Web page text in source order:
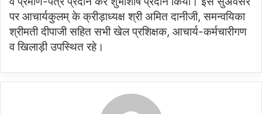
पर आचार्यकुलम् के क्रीड़ाध्यक्ष श्री अमित दानीजी, समन्वयिका
श्रीमती दीपाजी सहित सभी खेल प्रशिक्षक, आचार्य-कर्मचारीगण
व खिलाड़ी उपस्थित रहे।